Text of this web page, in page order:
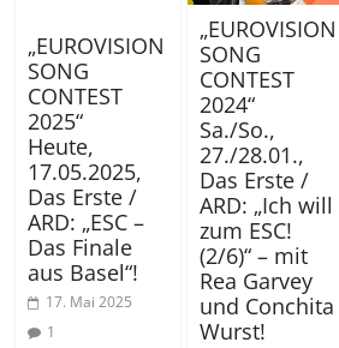
„EUROVISION
SONG
CONTEST
2025“
Heute,
17.05.2025,
Das Erste /
ARD: „ESC –
Das Finale
aus Basel“!
17. Mai 2025
1
„EUROVISION
SONG
CONTEST
2024“
Sa./So.,
27./28.01.,
Das Erste /
ARD: „Ich will
zum ESC!
(2/6)“ – mit
Rea Garvey
und Conchita
Wurst!